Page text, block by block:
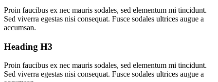
Proin faucibus ex nec mauris sodales, sed elementum mi tincidunt.
Sed viverra egestas nisi consequat. Fusce sodales ultrices augue a
accumsan.
Heading H3
Proin faucibus ex nec mauris sodales, sed elementum mi tincidunt.
Sed viverra egestas nisi consequat. Fusce sodales ultrices augue a